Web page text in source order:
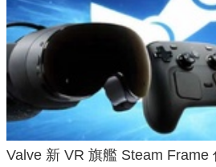
Valve 新 VR 旗艦 Steam Frame